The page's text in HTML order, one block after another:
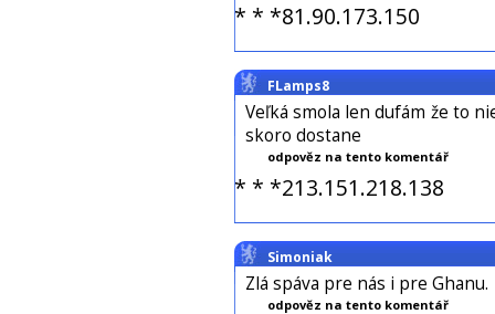
* * *81.90.173.150
FLamps8
Veľká smola len dufám že to
skoro dostane
odpověz na tento komentář
* * *213.151.218.138
Simoniak
Zlá spáva pre nás i pre Ghanu.
odpověz na tento komentář